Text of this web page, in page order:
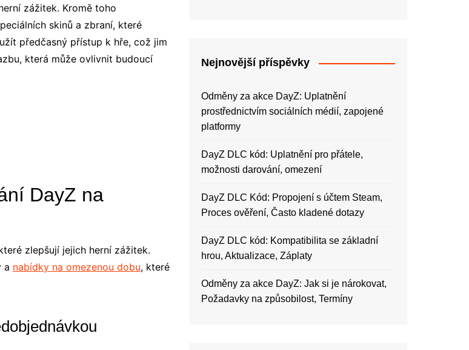
zážitek. Kromě toho
skinů a zbraní, které
předčasný přístup k hře, což jim
která může ovlivnit budoucí
DayZ na
zlepšují jejich herní zážitek.
a nabídky na omezenou dobu, které
Nejnovější příspěvky
Odměny za akce DayZ: Uplatnění
prostřednictvím sociálních médií, zapojené
platformy
DayZ DLC kód: Uplatnění pro přátele,
možnosti darování, omezení
DayZ DLC Kód: Propojení s účtem Steam,
Proces ověření, Často kladené dotazy
DayZ DLC kód: Kompatibilita se základní
hrou, Aktualizace, Záplaty
Odměny za akce DayZ: Jak si je nárokovat,
Požadavky na způsobilost, Termíny